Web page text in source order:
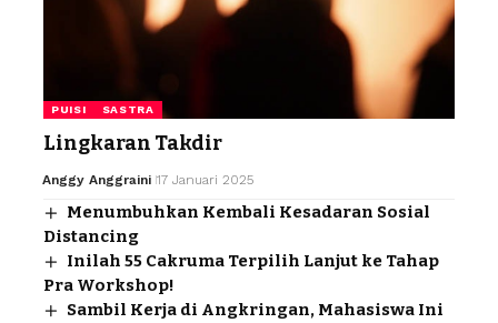
PUISI SASTRA
Lingkaran Takdir
Anggy Anggraini 17 Januari 2025
Menumbuhkan Kembali Kesadaran Sosial
Distancing
Inilah 55 Cakruma Terpilih Lanjut ke Tahap
Pra Workshop!
Sambil Kerja di Angkringan, Mahasiswa Ini